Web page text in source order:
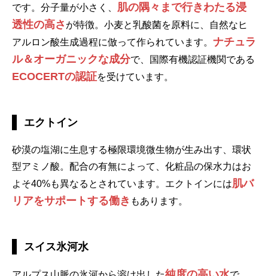
です。分子量が小さく、
肌の隅々まで行きわたる浸
透性の高さ が特徴。小麦と乳酸菌を原料に、自然なヒ
アルロン酸生成過程に倣って作られています。 ナチュラ
ル＆オーガニックな成分で、国際有機認証機関である
ECOCERTの認証を受けています。
エクトイン
砂漠の塩湖に生息する極限環境微生物が生み出す、環状
型アミノ酸。配合の有無によって、化粧品の保水力はお
よそ40%も異なるとされています。エクトインには肌バ
リアをサポートする働き もあります。
スイス氷河水